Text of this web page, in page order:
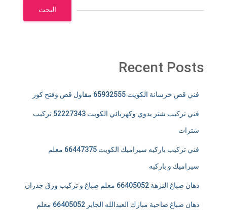
البحث
Recent Posts
فني قص خرسانة الكويت 65932555 مقاول قص وفتح كور
فني تركيب شتر يدوي وكهربائي الكويت 52227343 تركيب
شترات
فني تركيب باركيه سيراميك الكويت 66447375 معلم
سيراميك و باركيه
دهان صباغ النزهة 66405052 معلم صباغ و تركيب ورق جدران
دهان صباغ ضاحية مبارك العبدالله الجابر 66405052 معلم